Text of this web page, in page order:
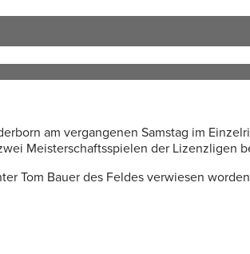
am vergangenen Samstag im
Meisterschaftsspielen der Lizenzligen
Tom Bauer des Feldes verwiesen